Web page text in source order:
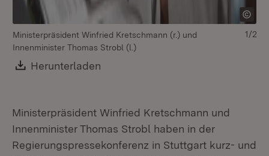
Ministerpräsident Winfried Kretschmann (r.) und
Innenminister Thomas Strobl (l.)
Download:
Herunterladen
1/2
Ministerpräsident Winfried Kretschmann und
Innenminister Thomas Strobl haben in der
Regierungspressekonferenz in Stuttgart kurz- und